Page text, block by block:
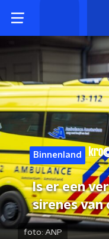
Binnenland
Is er een
sirenes van
foto: ANP